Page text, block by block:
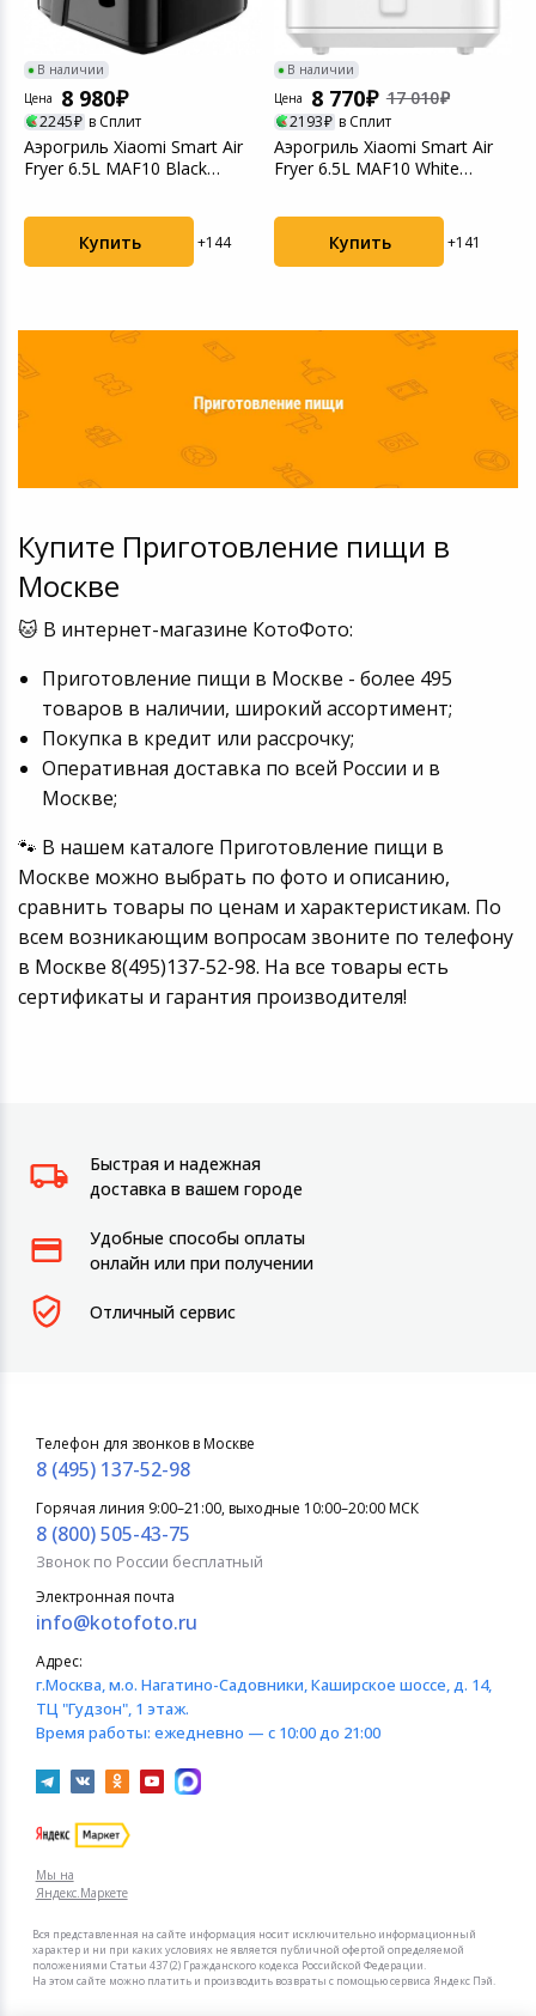
В наличии
Цена
8 980
2245 в Сплит
Аэрогриль Xiaomi Smart Air
Fryer 6.5L MAF10 Black
Купить +144
В наличии
Цена
8 770 17 010
2193 в Сплит
Аэрогриль Xiaomi Smart Air
Fryer 6.5L MAF10 White
Купить +141
Купите Приготовление пищи в
Москве
🐱 В интернет-магазине КотоФото:
Приготовление пищи в Москве - более 495
товаров в наличии, широкий ассортимент;
Покупка в кредит или рассрочку;
Оперативная доставка по всей России и в
Москве;
🐾 В нашем каталоге Приготовление пищи в
Москве можно выбрать по фото и описанию,
сравнить товары по ценам и характеристикам. По
всем возникающим вопросам звоните по телефону
в Москве 8(495)137-52-98. На все товары есть
сертификаты и гарантия производителя!
Быстрая и надежная
доставка в вашем городе
Удобные способы оплаты
онлайн или при получении
Отличный сервис
Мы на
Яндекс.Маркете
Телефон для звонков в Москве
8 (495) 137-52-98
Горячая линия 9:00–21:00, выходные 10:00–20:00 МСК
8 (800) 505-43-75
Звонок по России бесплатный
Электронная почта
info@kotofoto.ru
Адрес:
г.Москва, м.о. Нагатино-Садовники, Каширское шоссе, д. 14,
ТЦ "Гудзон", 1 этаж.
Время работы: ежедневно — с 10:00 до 21:00
Вся представленная на сайте информация носит исключительно информационный
характер и ни при каких условиях не является публичной офертой определяемой
положениями Статьи 437 (2) Гражданского кодекса Российской Федерации.
На этом сайте можно платить и производить возвраты с помощью сервиса Яндекс Пэй.